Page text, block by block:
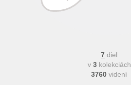
7 diel
v 3kolekciách
3760 videní